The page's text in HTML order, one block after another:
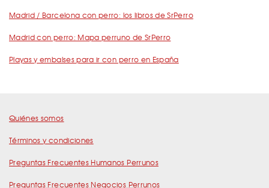
Madrid / Barcelona con perro: los libros de SrPerro
Madrid con perro: Mapa perruno de SrPerro
Playas y embalses para ir con perro en España
Quiénes somos
Términos y condiciones
Preguntas Frecuentes Humanos Perrunos
Preguntas Frecuentes Negocios Perrunos